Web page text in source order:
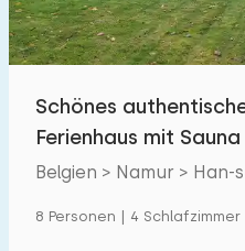
Entfernungen
Zum Meer(max. km):
Zum Wald(max. km):
Schönes
Ferienhaus mit
belgischen Arde
Belgien > Namur > Han-
8 Personen | 4